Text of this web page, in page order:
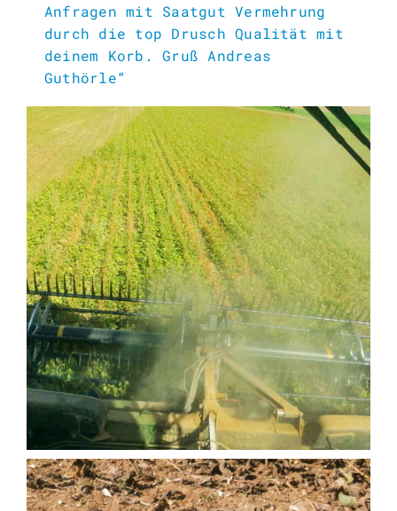
Anfragen mit Saatgut Vermehrung
durch die top Drusch Qualität mit
deinem Korb. Gruß Andreas
Guthörle“